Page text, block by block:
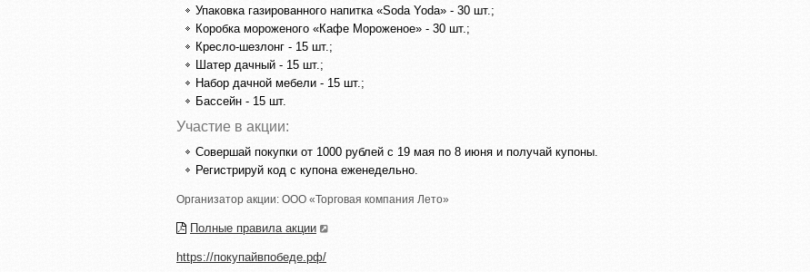
Упаковка газированного напитка «Soda Yoda» - 30 шт.;
Коробка мороженого «Кафе Мороженое» - 30 шт.;
Кресло-шезлонг - 15 шт.;
Шатер дачный - 15 шт.;
Набор дачной мебели - 15 шт.;
Бассейн - 15 шт.
Участие в акции:
Совершай покупки от 1000 рублей с 19 мая по 8 июня и получай купоны.
Регистрируй код с купона еженедельно.
Организатор акции: ООО «Торговая компания Лето»
Полные правила акции
https://покупайвпобеде.рф/